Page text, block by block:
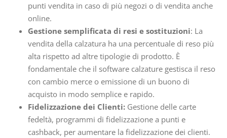
punti vendita in caso di più negozi o di vendita anche
online.
Gestione semplificata di resi e sostituzioni: La
vendita della calzatura ha una percentuale di reso più
alta rispetto ad altre tipologie di prodotto. È
fondamentale che il software calzature gestisca il reso
con cambio merce o emissione di un buono di
acquisto in modo semplice e rapido.
Fidelizzazione dei Clienti: Gestione delle carte
fedeltà, programmi di fidelizzazione a punti e
cashback, per aumentare la fidelizzazione dei clienti.